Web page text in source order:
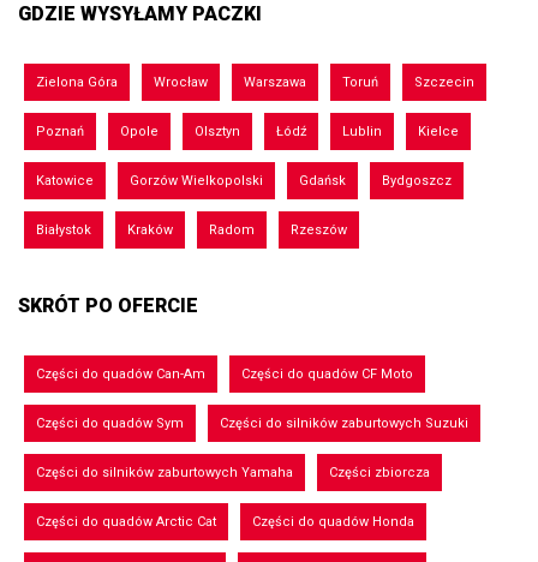
GDZIE WYSYŁAMY PACZKI
Zielona Góra Wrocław Warszawa Toruń Szczecin
Poznań Opole Olsztyn Łódź Lublin Kielce
Katowice Gorzów Wielkopolski Gdańsk Bydgoszcz
Białystok Kraków Radom Rzeszów
SKRÓT PO OFERCIE
Części do quadów Can-Am Części do quadów CF Moto
Części do quadów Sym Części do silników zaburtowych Suzuki
Części do silników zaburtowych Yamaha Części zbiorcza
Części do quadów Arctic Cat Części do quadów Honda